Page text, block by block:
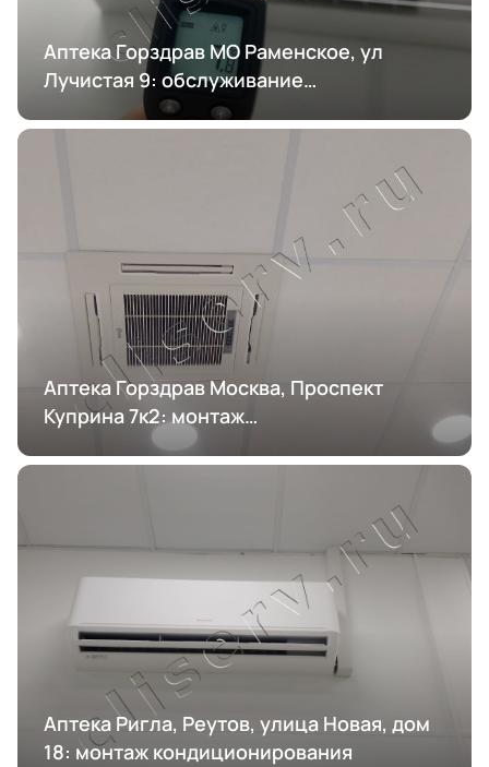
Аптека Горздрав МО Раменское, ул
Лучистая 9: обслуживание
кондиционирования
Аптека Горздрав Москва, Проспект
Куприна 7к2: монтаж
кондиционирования
Аптека Ригла, Реутов, улица Новая, дом
18: монтаж кондиционирования